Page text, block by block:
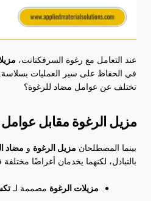
عند التعامل مع رغوة السرفكتانت،
في الحفاظ على سير العمليات
تختلف عن عوامل مضاد للرغوة؟
مزيل الرغوة مقابل
بينما المصطلحان مزيل الرغوة و مضاد
بالتبادل، لكنهما يخدمان أغراضًا مختلفة
مزيلات الرغوة مصممة لـ